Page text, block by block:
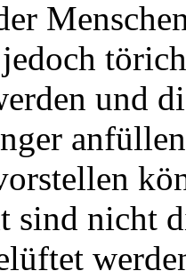
und
sind nicht